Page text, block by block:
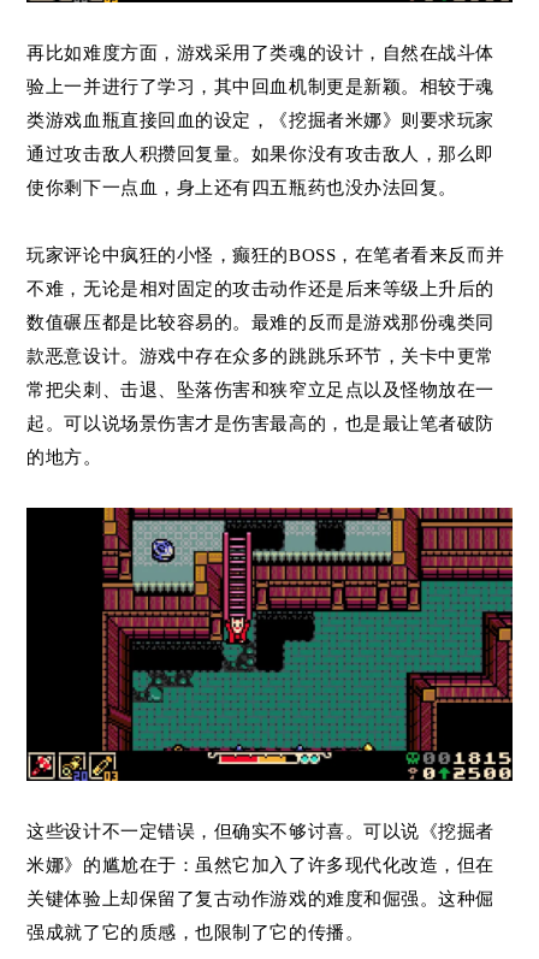
再比如难度方面，游戏采用了类魂的设计，自然在战斗体
验上一并进行了学习，其中回血机制更是新颖。相较于魂
类游戏血瓶直接回血的设定，《挖掘者米娜》则要求玩家
通过攻击敌人积攒回复量。如果你没有攻击敌人，那么即
使你剩下一点血，身上还有四五瓶药也没办法回复。
玩家评论中疯狂的小怪，癫狂的BOSS，在笔者看来反而并
不难，无论是相对固定的攻击动作还是后来等级上升后的
数值碾压都是比较容易的。最难的反而是游戏那份魂类同
款恶意设计。游戏中存在众多的跳跳乐环节，关卡中更常
常把尖刺、击退、坠落伤害和狭窄立足点以及怪物放在一
起。可以说场景伤害才是伤害最高的，也是最让笔者破防
的地方。
这些设计不一定错误，但确实不够讨喜。可以说《挖掘者
米娜》的尴尬在于：虽然它加入了许多现代化改造，但在
关键体验上却保留了复古动作游戏的难度和倔强。这种倔
强成就了它的质感，也限制了它的传播。